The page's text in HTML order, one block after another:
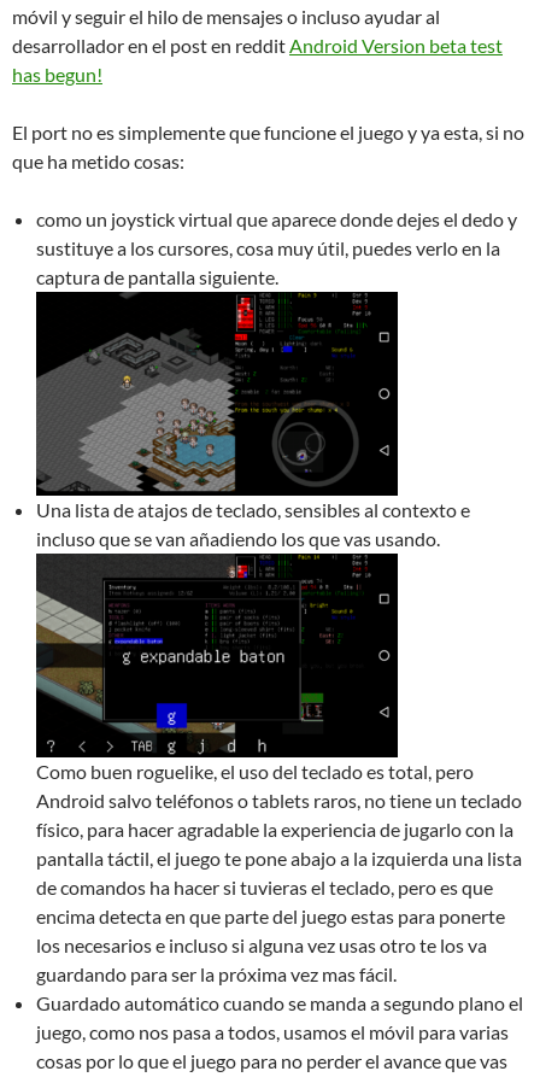
móvil y seguir el hilo de mensajes o incluso ayudar al
desarrollador en el post en redditAndroid Version beta test
has begun!
El port no es simplemente que funcione el juego y ya esta, si no
que ha metido cosas:
como un joystick virtual que aparece donde dejes el dedo y
sustituye a los cursores, cosa muy útil, puedes verlo en la
captura de pantalla siguiente.
Una lista de atajos de teclado, sensibles al contexto e
incluso que se van añadiendo los que vas usando.
Como buen roguelike, el uso del teclado es total, pero
Android salvo teléfonos o tablets raros, no tiene un teclado
físico, para hacer agradable la experiencia de jugarlo con la
pantalla táctil, el juego te pone abajo a la izquierda una lista
de comandos ha hacer si tuvieras el teclado, pero es que
encima detecta en que parte del juego estas para ponerte
los necesarios e incluso si alguna vez usas otro te los va
guardando para ser la próxima vez mas fácil.
Guardado automático cuando se manda a segundo plano el
juego, como nos pasa a todos, usamos el móvil para varias
cosas por lo que el juego para no perder el avance que vas